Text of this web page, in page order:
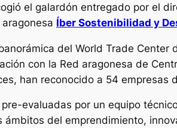
el galardón entregado por el
Íber Sostenibilidad y
del World Trade
con la Red aragonesa de
han reconocido a 54 empresas
evaluadas por un equipo
del emprendimiento,